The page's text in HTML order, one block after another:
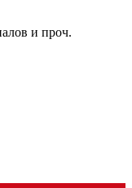
и проч.